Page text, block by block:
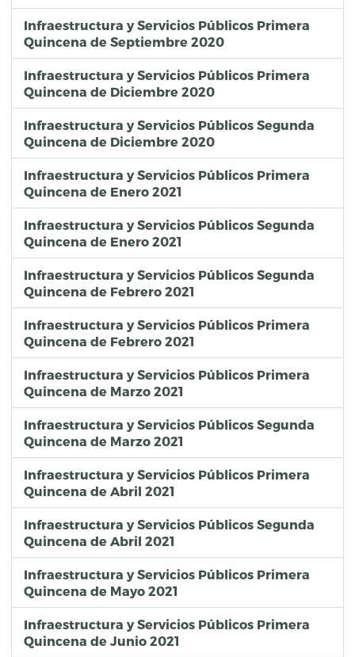
Infraestructura y Servicios Públicos Primera
Quincena de Septiembre 2020
Infraestructura y Servicios Públicos Primera
Quincena de Diciembre 2020
Infraestructura y Servicios Públicos Segunda
Quincena de Diciembre 2020
Infraestructura y Servicios Públicos Primera
Quincena de Enero 2021
Infraestructura y Servicios Públicos Segunda
Quincena de Enero 2021
Infraestructura y Servicios Públicos Segunda
Quincena de Febrero 2021
Infraestructura y Servicios Públicos Primera
Quincena de Febrero 2021
Infraestructura y Servicios Públicos Primera
Quincena de Marzo 2021
Infraestructura y Servicios Públicos Segunda
Quincena de Marzo 2021
Infraestructura y Servicios Públicos Primera
Quincena de Abril 2021
Infraestructura y Servicios Públicos Segunda
Quincena de Abril 2021
Infraestructura y Servicios Públicos Primera
Quincena de Mayo 2021
Infraestructura y Servicios Públicos Primera
Quincena de Junio 2021